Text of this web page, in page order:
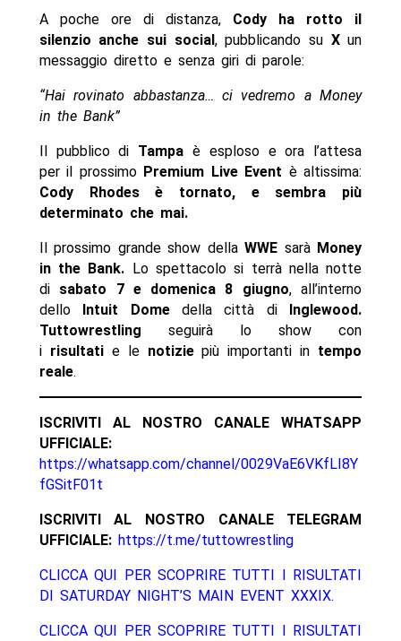
A poche ore di distanza, Cody ha rotto il
silenzio anche sui social , pubblicando su Xun
messaggio diretto e senza giri di parole:
“Hai rovinato abbastanza… ci vedremo a Money
in the Bank”
Il pubblico di Tampa è esploso e ora l’attesa
per il prossimo Premium Live Event è altissima:
Cody Rhodes è tornato, e sembra più
determinato che mai.
Il prossimo grande show dellaWWE sarà Money
in the Bank. Lo spettacolo si terrà nella notte
disabato 7 e domenica 8 giugno, all’interno
delloIntuit Domedella città di Inglewood.
Tuttowrestling seguirà lo show con
i risultatie le notiziepiù importanti in tempo
reale.
ISCRIVITI AL NOSTRO CANALE WHATSAPP
UFFICIALE:
https://whatsapp.com/channel/0029VaE6VKfLI8Y
fGSitF01t
ISCRIVITI AL NOSTRO CANALE TELEGRAM
UFFICIALE: https://t.me/tuttowrestling
CLICCA QUI PER SCOPRIRE TUTTI I RISULTATI
DI SATURDAY NIGHT’S MAIN EVENT XXXIX.
CLICCA QUI PER SCOPRIRE TUTTI I RISULTATI